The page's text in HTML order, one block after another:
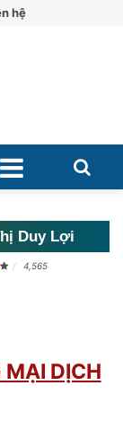
hệ
Duy Lợi
4,565
DỊCH